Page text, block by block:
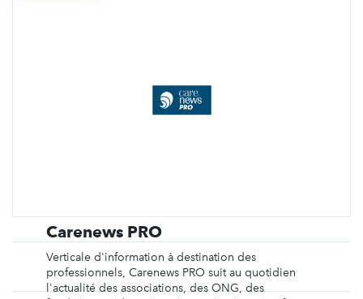
Carenews PRO
Verticale d'information à destination des
professionnels, Carenews PRO suit au quotidien
l'actualité des associations, des ONG, des